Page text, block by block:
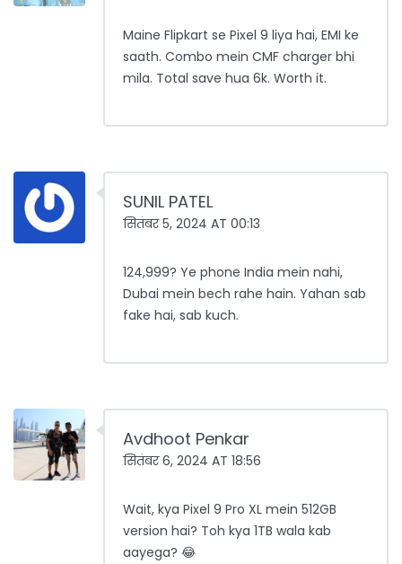
Maine Flipkart se Pixel 9 liya hai, EMI ke
saath. Combo mein CMF charger bhi
mila. Total save hua 6k. Worth it.
SUNIL PATEL
सितंबर 5, 2024 AT 00:13
124,999? Ye phone India mein nahi,
Dubai mein bech rahe hain. Yahan sab
fake hai, sab kuch.
Avdhoot Penkar
सितंबर 6, 2024 AT 18:56
Wait, kya Pixel 9 Pro XL mein 512GB
version hai? Toh kya 1TB wala kab
aayega? 😂